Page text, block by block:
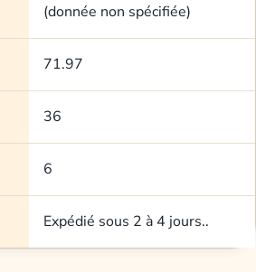
(donnée non spécifiée)
71.97
36
6
Expédié sous 2 à 4 jours..